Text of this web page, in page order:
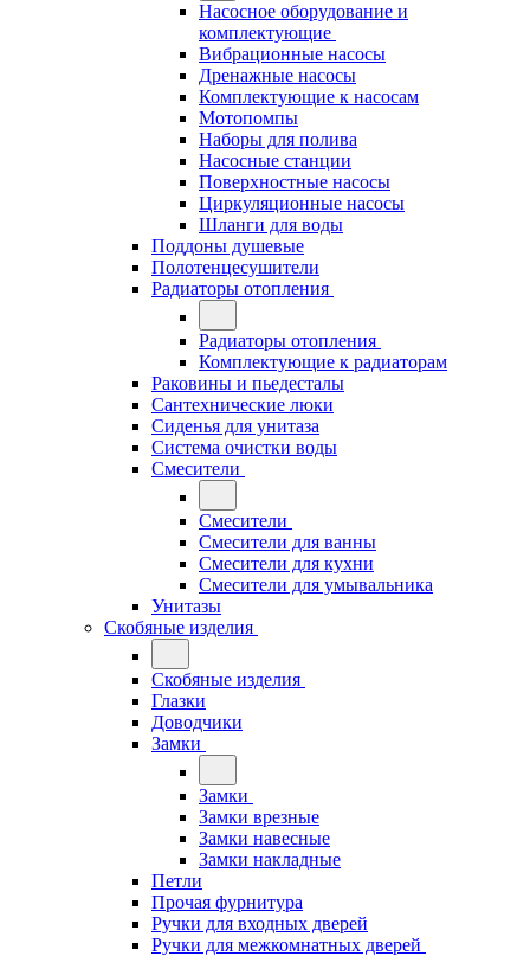
Насосное оборудование и
комплектующие
Вибрационные насосы
Дренажные насосы
Комплектующие к насосам
Мотопомпы
Наборы для полива
Насосные станции
Поверхностные насосы
Циркуляционные насосы
Шланги для воды
Поддоны душевые
Полотенцесушители
Радиаторы отопления
Радиаторы отопления
Комплектующие к радиаторам
Раковины и пьедесталы
Сантехнические люки
Сиденья для унитаза
Система очистки воды
Смесители
Смесители
Смесители для ванны
Смесители для кухни
Смесители для умывальника
Унитазы
Скобяные изделия
Скобяные изделия
Глазки
Доводчики
Замки
Замки
Замки врезные
Замки навесные
Замки накладные
Петли
Прочая фурнитура
Ручки для входных дверей
Ручки для межкомнатных дверей